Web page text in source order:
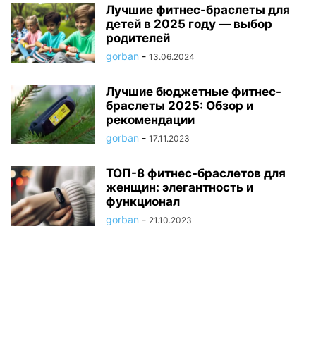
Лучшие фитнес-браслеты для
детей в 2025 году — выбор
родителей
gorban - 13.06.2024
Лучшие бюджетные фитнес-
браслеты 2025: Обзор и
рекомендации
gorban - 17.11.2023
ТОП-8 фитнес-браслетов для
женщин: элегантность и
функционал
gorban - 21.10.2023